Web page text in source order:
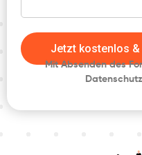
Jetzt kostenlos
Mit Absenden des